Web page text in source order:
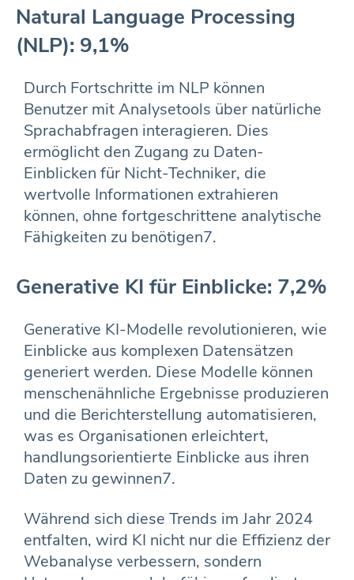
Natural Language Processing
(NLP): 9,1%
Durch Fortschritte im NLP können
Benutzer mit Analysetools über natürliche
Sprachabfragen interagieren. Dies
ermöglicht den Zugang zu Daten-
Einblicken für Nicht-Techniker, die
wertvolle Informationen extrahieren
können, ohne fortgeschrittene analytische
Fähigkeiten zu benötigen7.
Generative KI für Einblicke: 7,2%
Generative KI-Modelle revolutionieren, wie
Einblicke aus komplexen Datensätzen
generiert werden. Diese Modelle können
menschenähnliche Ergebnisse produzieren
und die Berichterstellung automatisieren,
was es Organisationen erleichtert,
handlungsorientierte Einblicke aus ihren
Daten zu gewinnen7.
Während sich diese Trends im Jahr 2024
entfalten, wird KI nicht nur die Effizienz der
Webanalyse verbessern, sondern